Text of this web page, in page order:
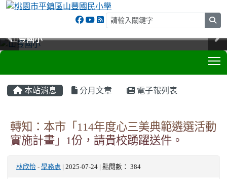
山豐國小
山豐國小
山豐國小
山豐國小
本站消息 分月文章 電子報列表
轉知：本市「114年度心三美典範遴選活動
實施計畫」1份，請貴校踴躍送件。
林欣怡 - 學務處 | 2025-07-24 | 點閱數： 384